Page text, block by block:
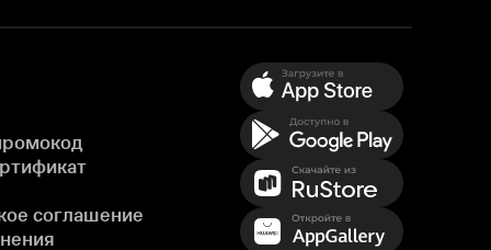
соглашение